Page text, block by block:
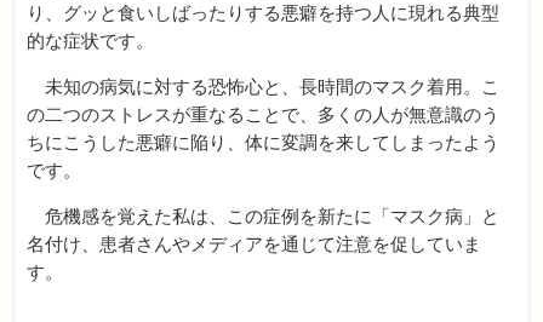
り、グッと食いしばったりする悪癖を持つ人に現れる典型
的な症状です。
未知の病気に対する恐怖心と、長時間のマスク着用。こ
の二つのストレスが重なることで、多くの人が無意識のう
ちにこうした悪癖に陥り、体に変調を来してしまったよう
です。
危機感を覚えた私は、この症例を新たに「マスク病」と
名付け、患者さんやメディアを通じて注意を促していま
す。